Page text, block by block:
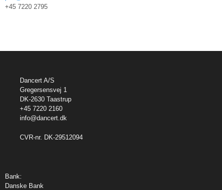
+45 7220 2795
Dancert A/S
Gregersensvej 1
DK-2630 Taastrup
+45 7220 2160
info@dancert.dk
CVR-nr. DK-29512094
Bank:
Danske Bank